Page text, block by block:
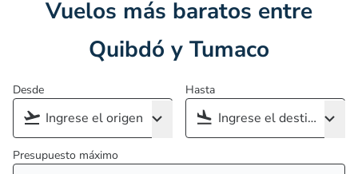
Vuelos más baratos entre
Quibdó y Tumaco
Desde Hasta
Presupuesto máximo